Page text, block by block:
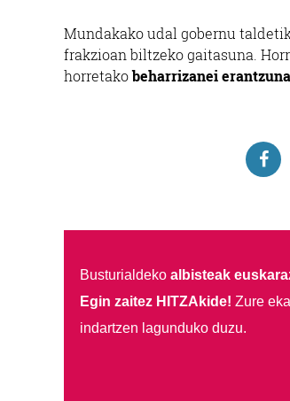
Mundakako udal gobernu
frakzioan biltzeko gaitasuna.
horretakobeharrizanei erantzuna
Busturialdeko albisteak
Egin zaitez HITZAkide! Zure
indartzen lagunduko duzu.